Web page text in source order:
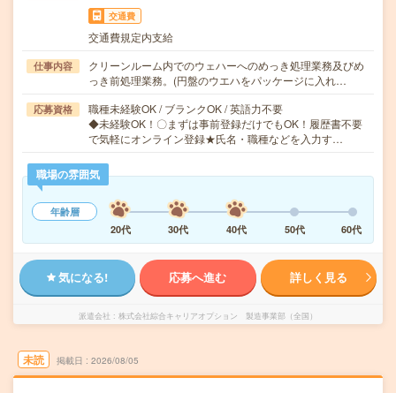
交通費
交通費規定内支給
仕事内容
クリーンルーム内でのウェハーへのめっき処理業務及びめ
っき前処理業務。(円盤のウエハをパッケージに入れ…
応募資格
職種未経験OK / ブランクOK / 英語力不要
◆未経験OK！〇まずは事前登録だけでもOK！履歴書不要
で気軽にオンライン登録★氏名・職種などを入力す…
職場の雰囲気
年齢層
20代
30代 40代 50代 60代
気になる! 応募へ進む 詳しく見る
派遣会社 株式会社綜合キャリアオプション 製造事業部（全国）
未読 掲載日 2026/08/05